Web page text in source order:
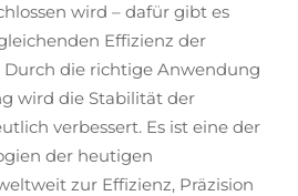
wird – dafür gibt es
Effizienz der
Durch die richtige Anwendung
wird die Stabilität der
verbessert. Es ist eine der
der heutigen
zur Effizienz, Präzision